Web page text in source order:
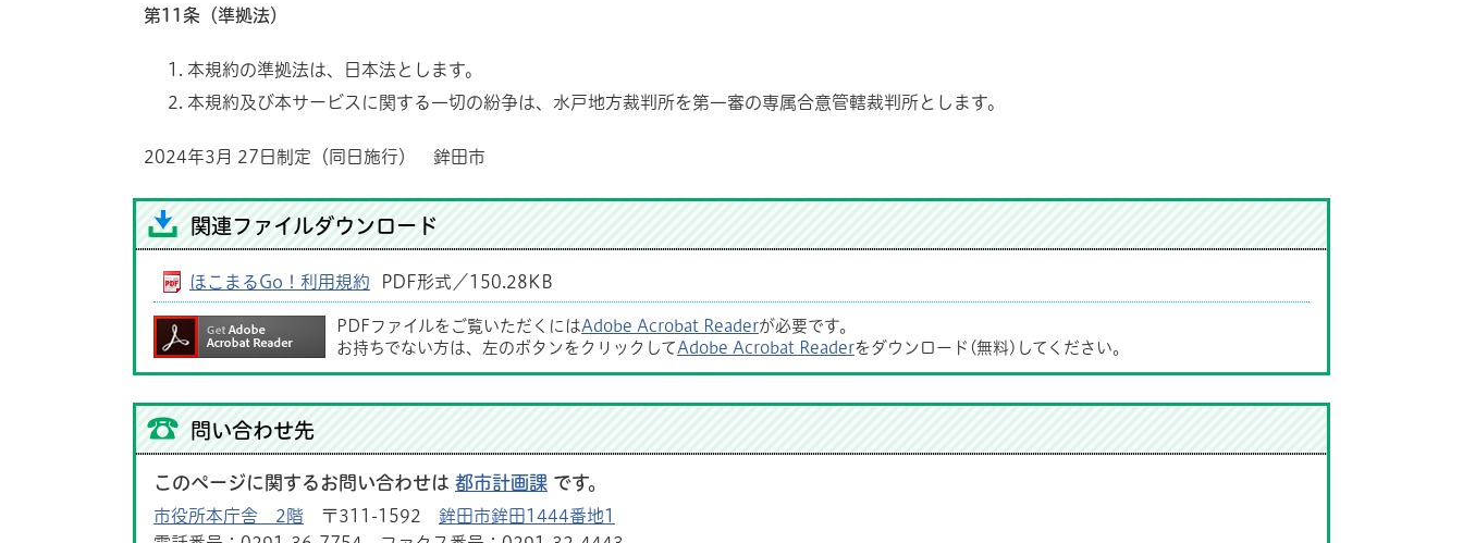
第11条（準拠法）
本規約の準拠法は、日本法とします。
本規約及び本サービスに関する一切の紛争は、水戸地方裁判所を第一審の専属合意管轄裁判所とします。
2024年3月 27日制定（同日施行） 鉾田市
関連ファイルダウンロード
ほこまるGo！利用規約 PDF形式／150.28KB
PDFファイルをご覧いただくにはAdobe Acrobat Readerが必要です。
お持ちでない方は、左のボタンをクリックして Adobe Acrobat Readerをダウンロード(無料)してください。
問い合わせ先
このページに関するお問い合わせは 都市計画課 です。
市役所本庁舎 2階 〒311-1592 鉾田市鉾田1444番地1